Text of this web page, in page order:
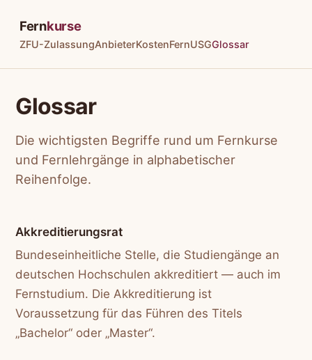
Fernkurse
ZFU-ZulassungAnbieterKostenFernUSGGlossar
Glossar
Die wichtigsten Begriffe rund um Fernkurse
und Fernlehrgänge in alphabetischer
Reihenfolge.
Akkreditierungsrat
Bundeseinheitliche Stelle, die Studiengänge an
deutschen Hochschulen akkreditiert — auch im
Fernstudium. Die Akkreditierung ist
Voraussetzung für das Führen des Titels
„Bachelor“ oder „Master“.